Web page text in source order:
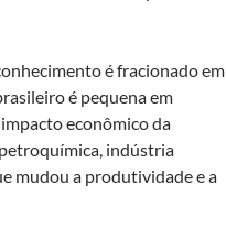
é fracionado em
é pequena em
econômico da
indústria
mudou a produtividade e a